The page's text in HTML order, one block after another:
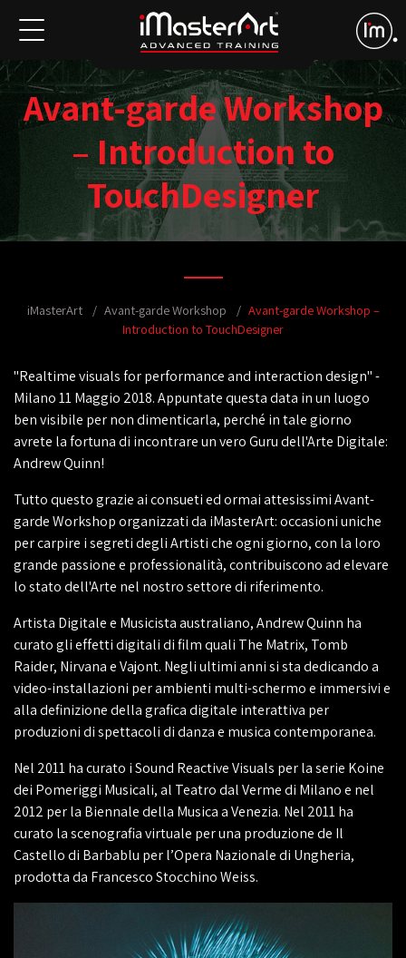
Avant-garde Workshop
– Introduction to
TouchDesigner
iMasterArt Avant-garde Workshop
Avant-garde Workshop –
Introduction to TouchDesigner
"Realtime visuals for performance and interaction design" -
Milano 11 Maggio 2018. Appuntate questa data in un luogo
ben visibile per non dimenticarla, perché in tale giorno
avrete la fortuna di incontrare un vero Guru dell'Arte Digitale:
Andrew Quinn!
Tutto questo grazie ai consueti ed ormai attesissimi Avant-
garde Workshop organizzati da iMasterArt: occasioni uniche
per carpire i segreti degli Artisti che ogni giorno, con la loro
grande passione e professionalità, contribuiscono ad elevare
lo stato dell'Arte nel nostro settore di riferimento.
Artista Digitale e Musicista australiano, Andrew Quinn ha
curato gli effetti digitali di film quali The Matrix, Tomb
Raider, Nirvana e Vajont. Negli ultimi anni si sta dedicando a
video-installazioni per ambienti multi-schermo e immersivi e
alla definizione della grafica digitale interattiva per
produzioni di spettacoli di danza e musica contemporanea.
Nel 2011 ha curato i Sound Reactive Visuals per la serie Koine
dei Pomeriggi Musicali, al Teatro dal Verme di Milano e nel
2012 per la Biennale della Musica a Venezia. Nel 2011 ha
curato la scenografia virtuale per una produzione de Il
Castello di Barbablu per l’Opera Nazionale di Ungheria,
prodotta da Francesco Stocchino Weiss.